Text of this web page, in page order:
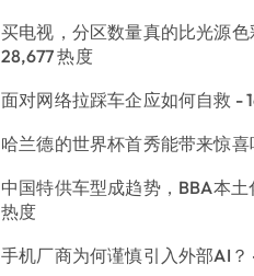
买电视，分区数量真的比光源色
28,677 热度
面对网络拉踩车企应如何自救 -
哈兰德的世界杯首秀能带来惊喜
中国特供车型成趋势，BBA本
热度
手机厂商为何谨慎引入外部AI？